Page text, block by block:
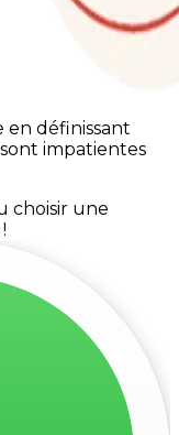
définissant
impatientes
choisir une